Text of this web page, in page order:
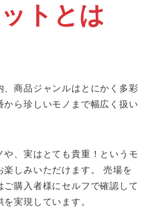
トとは
商品ジャンルはとにかく多彩
ら珍しいモノまで幅広く扱い
、実はとても貴重！というモ
楽しみいただけます。 売場を
購入者様にセルフで確認して
実現しています。